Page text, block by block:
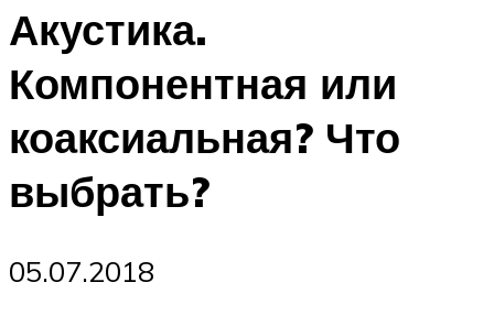
Акустика.
Компонентная или
коаксиальная? Что
выбрать?
05.07.2018